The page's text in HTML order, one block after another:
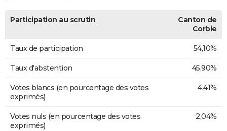
Participation au scrutin
Canton de
Corbie
Taux de participation 54,10%
Taux d'abstention 45,90%
Votes blancs (en pourcentage des votes
exprimés)
4,41%
Votes nuls (en pourcentage des votes
exprimés)
2,04%